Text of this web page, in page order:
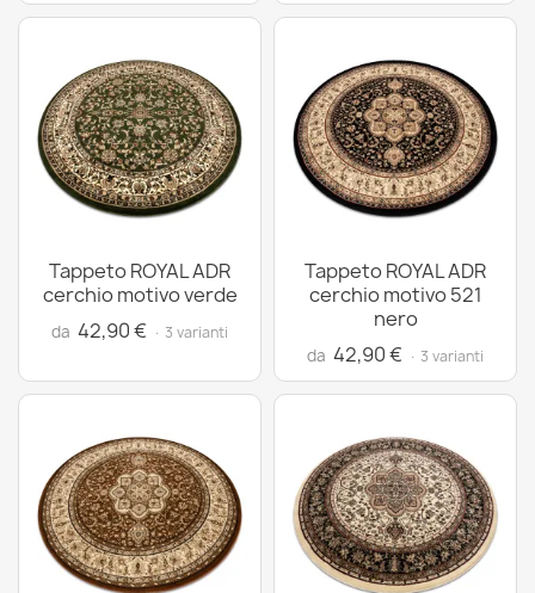
Tappeto ROYAL ADR
cerchio motivo verde
da 42,90 € · 3 varianti
Tappeto ROYAL ADR
cerchio motivo 521
nero
da 42,90 € · 3 varianti